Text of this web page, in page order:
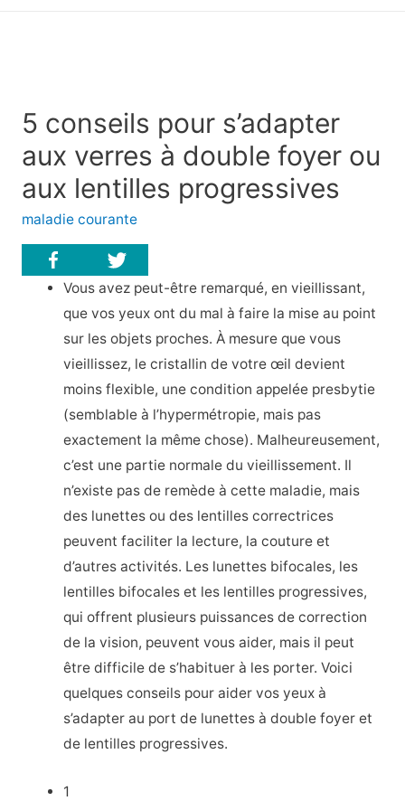
5 conseils pour s’adapter
aux verres à double foyer ou
aux lentilles progressives
maladie courante
Vous avez peut-être remarqué, en vieillissant,
que vos yeux ont du mal à faire la mise au point
sur les objets proches. À mesure que vous
vieillissez, le cristallin de votre œil devient
moins flexible, une condition appelée presbytie
(semblable à l’hypermétropie, mais pas
exactement la même chose). Malheureusement,
c’est une partie normale du vieillissement. Il
n’existe pas de remède à cette maladie, mais
des lunettes ou des lentilles correctrices
peuvent faciliter la lecture, la couture et
d’autres activités. Les lunettes bifocales, les
lentilles bifocales et les lentilles progressives,
qui offrent plusieurs puissances de correction
de la vision, peuvent vous aider, mais il peut
être difficile de s’habituer à les porter. Voici
quelques conseils pour aider vos yeux à
s’adapter au port de lunettes à double foyer et
de lentilles progressives.
1